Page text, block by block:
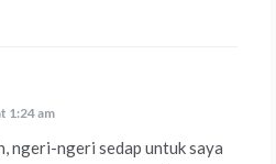
1:24 am
ngeri-ngeri sedap untuk saya